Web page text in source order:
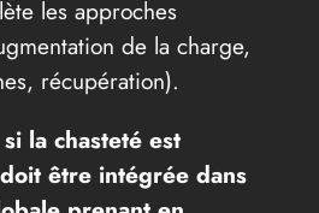
les approches
de la charge,
récupération).
la chasteté est
être intégrée dans